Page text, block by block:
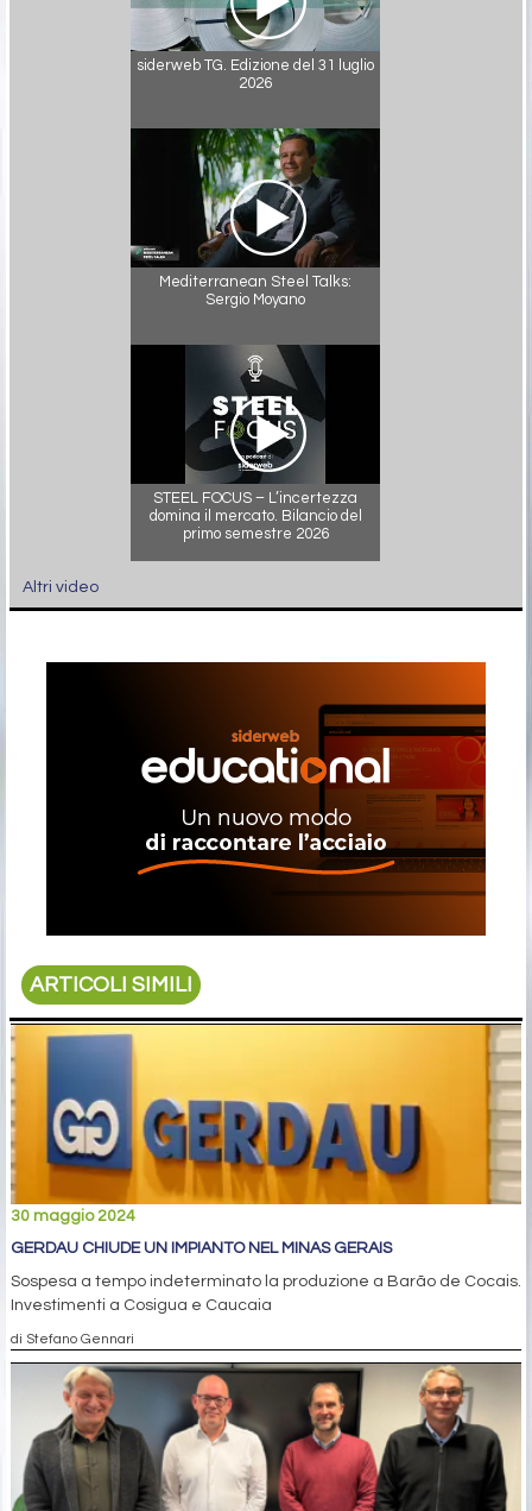
siderweb TG. Edizione del 31 luglio
2026
Mediterranean Steel Talks:
Sergio Moyano
STEEL FOCUS – L’incertezza
domina il mercato. Bilancio del
primo semestre 2026
Altri video
ARTICOLI SIMILI
30 maggio 2024
GERDAU CHIUDE UN IMPIANTO NEL MINAS GERAIS
Sospesa a tempo indeterminato la produzione a Barão de Cocais.
Investimenti a Cosigua e Caucaia
di Stefano Gennari